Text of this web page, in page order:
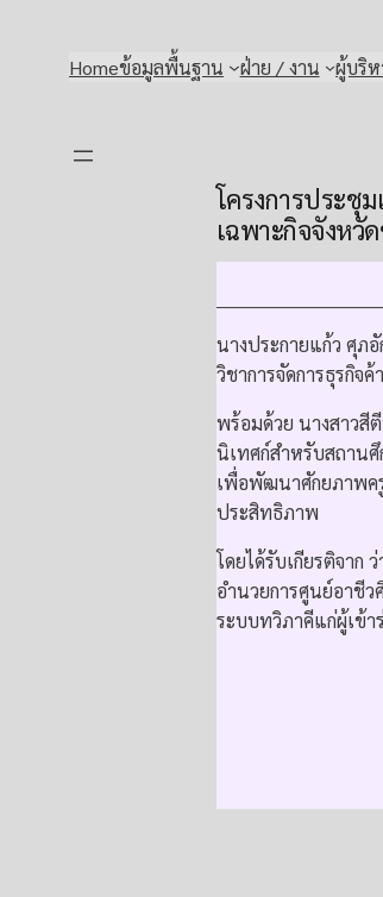
content
Homeข้อมูลพื้นฐาน ฝ่าย / งาน ผู้บริ
โครงการประชุ
เฉพาะกิจจังหวั
นางประกายแก้ว ศุภ
วิชาการจัดการธุรกิจค้
พร้อมด้วย นางสาวสี
นิเทศก์สำหรับสถาน
เพื่อพัฒนาศักยภาพค
ประสิทธิภาพ
โดยได้รับเกียรติจา
อำนวยการศูนย์อาชี
ระบบทวิภาคีแก่ผู้เข้า